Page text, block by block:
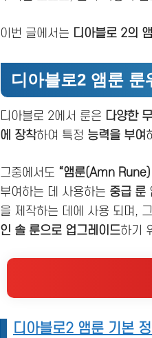
이번 글에서는 디아블로 2의
디아블로2 앰룬
디아블로 2에서 룬은 다양한
에 장착하여 특정 능력을 부여
그중에서도 “앰룬(Amn Rune)
부여하는 데 사용하는 중급 룬
을 제작하는 데에 사용 되며,
인 솔 룬으로 업그레이드하기
디아블로2 앰룬 기본